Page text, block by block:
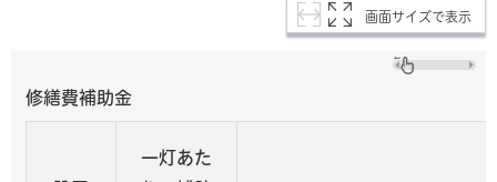
画面サイズで表示
修繕費補助金
一灯あた